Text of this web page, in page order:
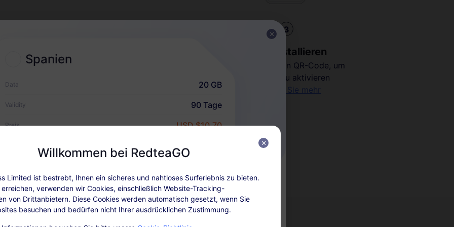
Wählen und kaufen Sie eine
3
eSIM installieren
Scannen Sie den QR-Code, um
Ihre eSIM zu aktivieren
Erfahren Sie mehr
Spanien
Data 20 GB
Validity 90 Tage
Preis USD $10.70
Details Abdeckung und Netzwerke Nutzerbewertung
Willkommen bei RedteaGO
Limited ist bestrebt, Ihnen ein sicheres und nahtloses Surferlebnis zu bieten.
verwenden wir Cookies, einschließlich Website-Tracking-
von Drittanbietern. Diese Cookies werden automatisch gesetzt, wenn Sie
besuchen und bedürfen nicht Ihrer ausdrücklichen Zustimmung.